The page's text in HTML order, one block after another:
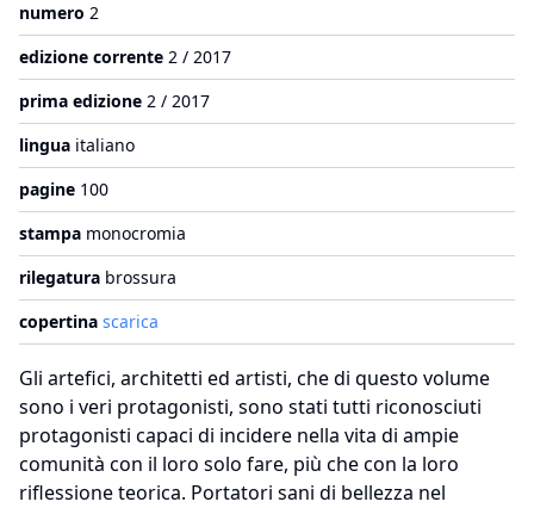
numero 2
edizione corrente 2 / 2017
prima edizione 2 / 2017
lingua italiano
pagine 100
stampa monocromia
rilegatura brossura
copertina scarica
Gli artefici, architetti ed artisti, che di questo volume
sono i veri protagonisti, sono stati tutti riconosciuti
protagonisti capaci di incidere nella vita di ampie
comunità con il loro solo fare, più che con la loro
riflessione teorica. Portatori sani di bellezza nel